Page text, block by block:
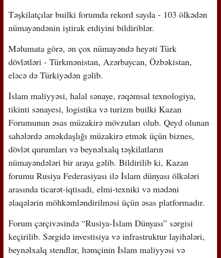
Təşkilatçılar builki forumda rekord sayda - 103 ölkədən
nümayəndənin iştirak etdiyini bildiriblər.
Məlumata görə, ən çox nümayəndə heyəti Türk
dövlətləri - Türkmənistan, Azərbaycan, Özbəkistan,
eləcə də Türkiyədən gəlib.
İslam maliyyəsi, halal sənaye, rəqəmsal texnologiya,
tikinti sənayesi, logistika və turizm builki Kazan
Forumunun əsas müzakirə mövzuları olub. Qeyd olunan
sahələrdə əməkdaşlığı müzakirə etmək üçün biznes,
dövlət qurumları və beynəlxalq təşkilatların
nümayəndələri bir araya gəlib. Bildirilib ki, Kazan
forumu Rusiya Federasiyası ilə İslam dünyası ölkələri
arasında ticarət-iqtisadi, elmi-texniki və mədəni
əlaqələrin möhkəmləndirilməsi üçün əsas platformadır.
Forum çərçivəsində “Rusiya-İslam Dünyası” sərgisi
keçirilib. Sərgidə investisiya və infrastruktur layihələri,
beynəlxalq stendlər, həmçinin İslam maliyyəsi və